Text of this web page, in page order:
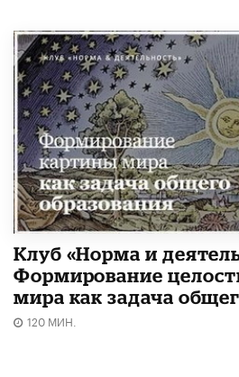
Клуб «Норма и
Формирование
мира как задача
120 МИН.